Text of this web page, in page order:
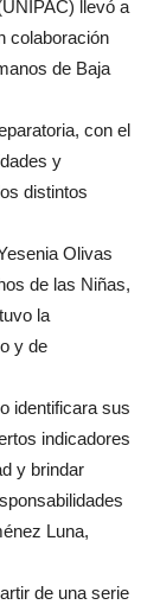
llevó a
colaboración
de Baja
con el
y
distintos
Olivas
de las Niñas,
la
y de
identificara sus
indicadores
y brindar
Luna,
de una serie